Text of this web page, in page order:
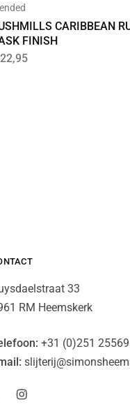
CARIBBEAN
FINISH
22,95
33
RM Heemskerk
+31 (0)251